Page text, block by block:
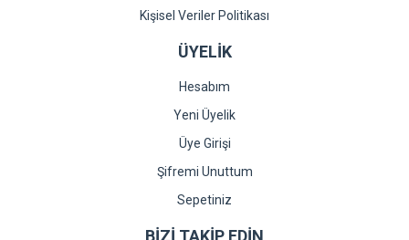
Kişisel Veriler Politikası
ÜYELİK
Hesabım
Yeni Üyelik
Üye Girişi
Şifremi Unuttum
Sepetiniz
BİZİ TAKİP EDİN